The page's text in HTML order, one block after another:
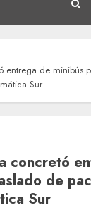
entrega de minibús
Sur
concretó
de
Sur